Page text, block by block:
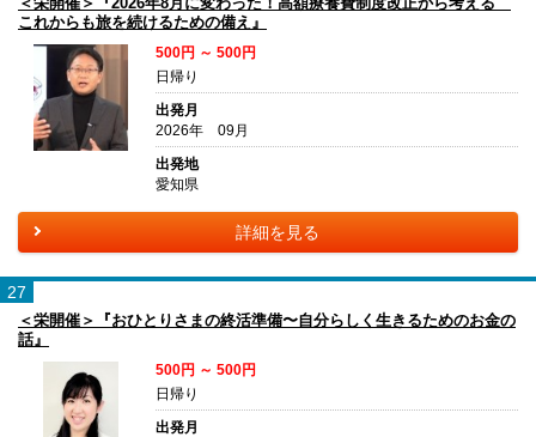
これからも旅を続けるための備え』
500円 ～ 500円
日帰り
出発月
2026年 09月
出発地
愛知県
詳細を見る
27
＜栄開催＞『おひとりさまの終活準備〜自分らしく生きるためのお金の
話』
500円 ～ 500円
日帰り
出発月